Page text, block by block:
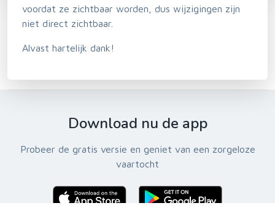
voordat ze zichtbaar worden, dus wijzigingen zijn
niet direct zichtbaar.
Alvast hartelijk dank!
Download nu de app
Probeer de gratis versie en geniet van een zorgeloze
vaartocht